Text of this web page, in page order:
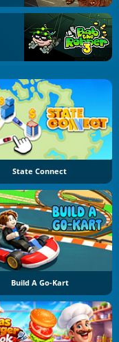
State Connect
Build A Go-Kart